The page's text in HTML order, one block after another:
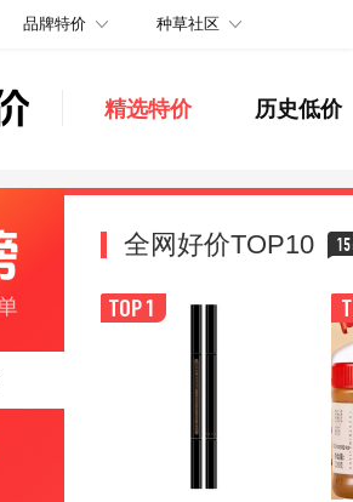
品牌特价 种草社区
精选特价 历史低价
全网好价TOP10